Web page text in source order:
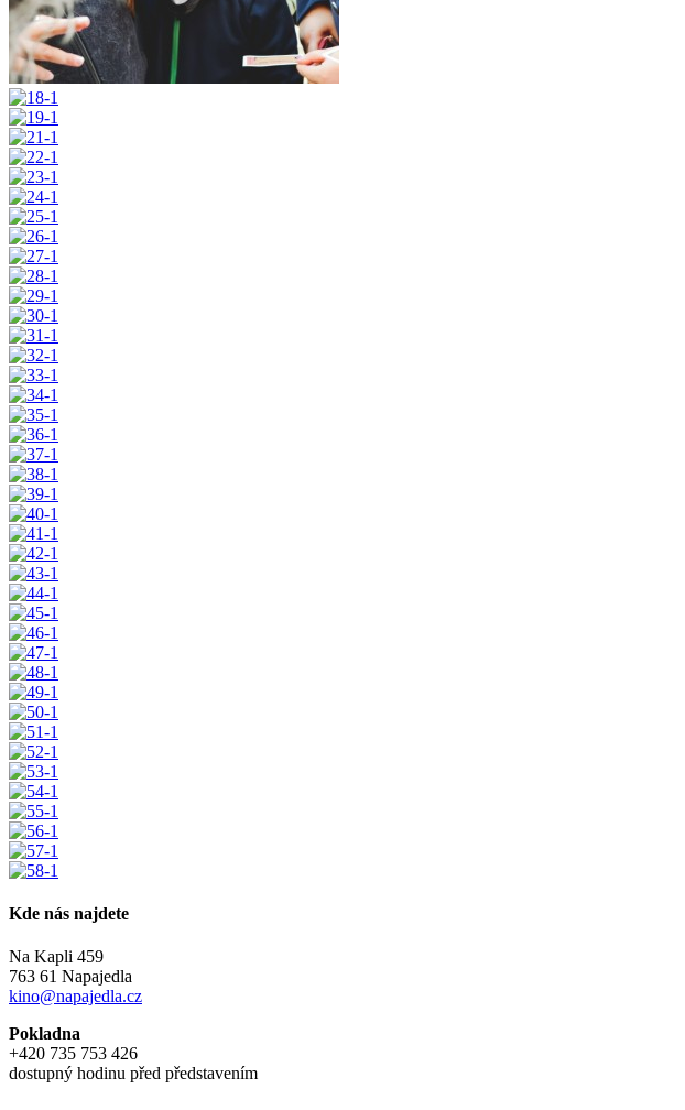
Kde nás najdete
Na Kapli 459
763 61 Napajedla
kino@napajedla.cz
Pokladna
+420 735 753 426
dostupný hodinu před představením